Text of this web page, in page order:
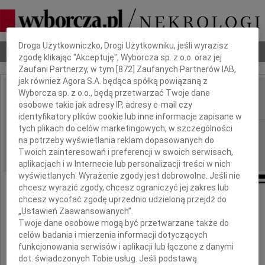
Nekrologi Odeszli Poradnik pogrzebowy
IMIĘ I NAZWISKO: Halina Leniak
REGION: Warszawa
DATA EMISJI: 06.07.2012
mija pierwsza rocznica śmierci
Dbamy o Twoją prywatność
Droga Użytkowniczko, Drogi Użytkowniku, jeśli wyrazisz
zgodę klikając "Akceptuję", Wyborcza sp. z o.o. oraz jej
Zaufani Partnerzy, w tym [872 ] Zaufanych Partnerów IAB,
jak również Agora S.A. będąca spółką powiązaną z
Wyborcza sp. z o.o., będą przetwarzać Twoje dane
osobowe takie jak adresy IP, adresy e-mail czy
identyfikatory plików cookie lub inne informacje zapisane w
tych plikach do celów marketingowych, w szczególności
na potrzeby wyświetlania reklam dopasowanych do
Twoich zainteresowań i preferencji w swoich serwisach,
aplikacjach i w Internecie lub personalizacji treści w nich
wyświetlanych. Wyrażenie zgody jest dobrowolne. Jeśli nie
chcesz wyrazić zgody, chcesz ograniczyć jej zakres lub
chcesz wycofać zgodę uprzednio udzieloną przejdź do
„Ustawień Zaawansowanych”.
Twoje dane osobowe mogą być przetwarzane także do
celów badania i mierzenia informacji dotyczących
funkcjonowania serwisów i aplikacji lub łączone z danymi
dot. świadczonych Tobie usług. Jeśli podstawą